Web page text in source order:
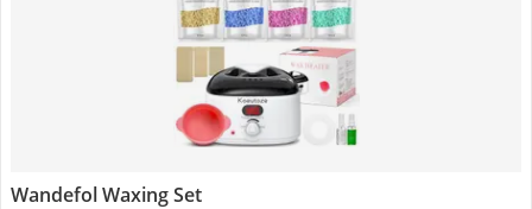
Wandefol Waxing Set